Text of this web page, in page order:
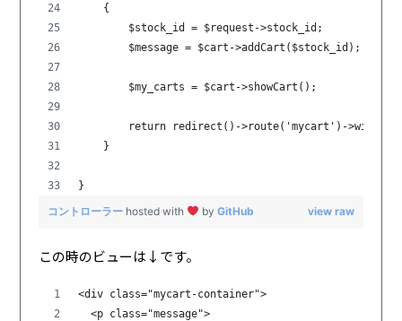
    {
        $stock_id = $request->stock_id;
        $message = $cart->addCart($stock_id);
        $my_carts = $cart->showCart();
return redirect()->route('mycart')-
    }
}
view raw
コントローラー hosted with byGitHub
この時のビューは↓です。
<div class="mycart-container">
  <p class="message">